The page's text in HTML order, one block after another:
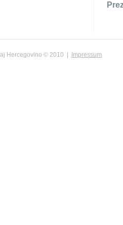
Hercegovino © 2010 | Impressum